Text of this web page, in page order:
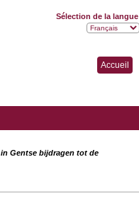
Accueil
in Gentse bijdragen tot de
Sélection de la langue